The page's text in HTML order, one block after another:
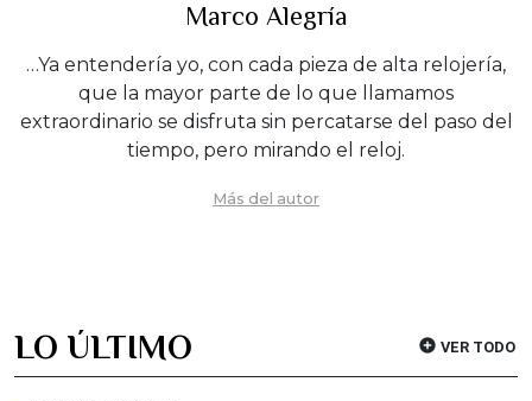
Marco Alegría
…Ya entendería yo, con cada pieza de alta relojería,
que la mayor parte de lo que llamamos
extraordinario se disfruta sin percatarse del paso del
tiempo, pero mirando el reloj.
Más del autor
LO ÚLTIMO VER TODO